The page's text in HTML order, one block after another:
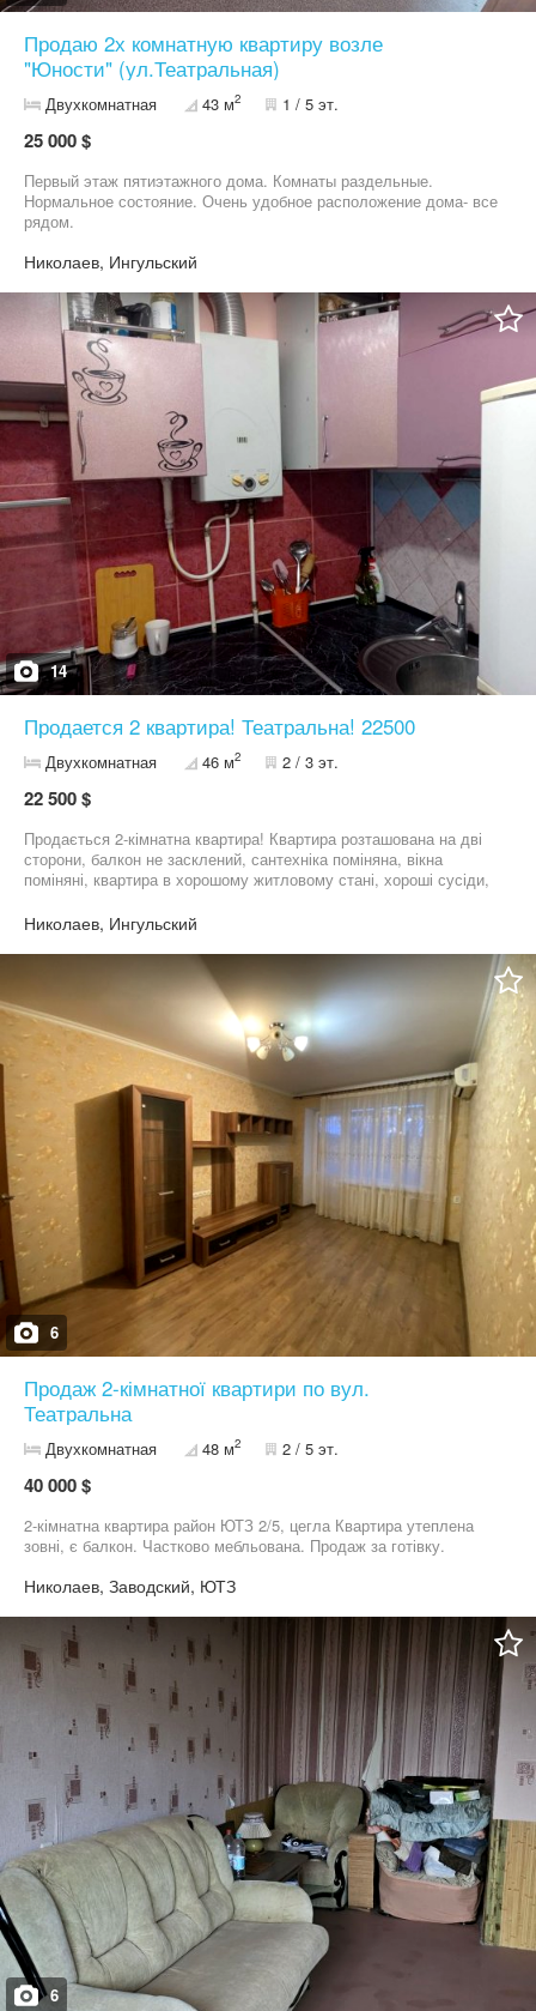
Продаю 2х комнатную квартиру возле
"Юности" (ул.Театральная)
Двухкомнатная 43 м2 1 / 5 эт.
25 000 $
Первый этаж пятиэтажного дома. Комнаты раздельные.
Нормальное состояние. Очень удобное расположение дома- все
рядом.
Николаев, Ингульский
14
Продается 2 квартира! Театральна! 22500
Двухкомнатная 46 м2 2 / 3 эт.
22 500 $
Продається 2-кімнатна квартира! Квартира розташована на дві
сторони, балкон не засклений, сантехніка поміняна, вікна
поміняні, квартира в хорошому житловому стані, хороші сусіди,
площадка.
Николаев, Ингульский
6
Продаж 2-кімнатної квартири по вул.
Театральна
Двухкомнатная 48 м2 2 / 5 эт.
40 000 $
2-кімнатна квартира район ЮТЗ 2/5, цегла Квартира утеплена
зовні, є балкон. Частково мебльована. Продаж за готівку.
Николаев, Заводский, ЮТЗ
6